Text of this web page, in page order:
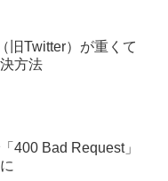
旧Twitter）が重くて
方法
400 Bad Request」